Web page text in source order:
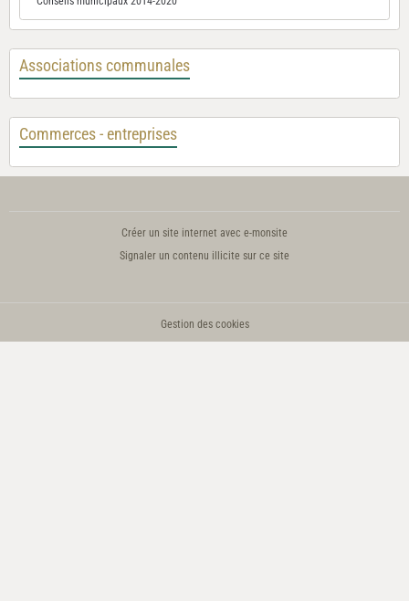
Associations communales
Commerces - entreprises
Créer un site internet avec e-monsite
Signaler un contenu illicite sur ce site
Gestion des cookies